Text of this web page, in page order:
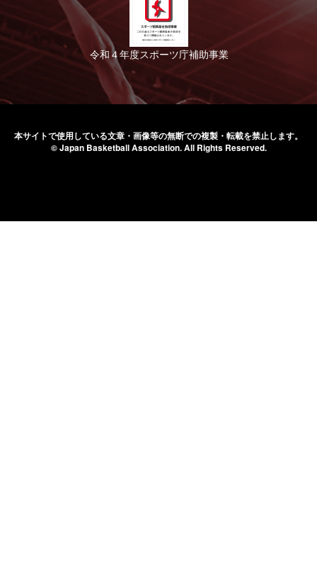
令和４年度スポーツ庁補助事業
本サイトで使用している文章・画像等の無断での複製・転載を禁止します。
© Japan Basketball Association.All Rights Reserved.